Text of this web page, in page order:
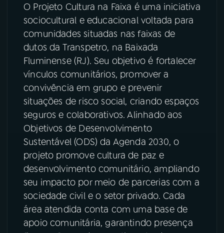
06 VIDEOCASTS
07ÚLTIMAS
FESTIVAL DE MÚSICA
ACOMPANHE A RÁDIO NACIONAL
YouTube Facebook
Instagram
TikTok
O Projeto Cultura na Faixa é uma iniciativa
sociocultural e educacional voltada para
comunidades situadas nas faixas de
dutos da Transpetro, na Baixada
Fluminense (RJ). Seu objetivo é fortalecer
vínculos comunitários, promover a
convivência em grupo e prevenir
situações de risco social, criando espaços
seguros e colaborativos. Alinhado aos
Objetivos de Desenvolvimento
Sustentável (ODS) da Agenda 2030, o
projeto promove cultura de paz e
desenvolvimento comunitário, ampliando
seu impacto por meio de parcerias com a
sociedade civil e o setor privado. Cada
área atendida conta com uma base de
apoio comunitária, garantindo presença